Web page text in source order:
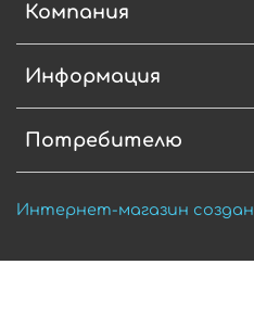
Компания
Информация
Потребителю
Интернет-магазин